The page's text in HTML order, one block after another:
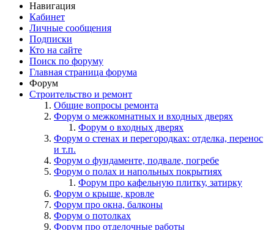
Навигация
Кабинет
Личные сообщения
Подписки
Кто на сайте
Поиск по форуму
Главная страница форума
Форум
Строительство и ремонт
Общие вопросы ремонта
Форум о межкомнатных и входных дверях
Форум о входных дверях
Форум о стенах и перегородках: отделка, перенос
и т.п.
Форум о фундаменте, подвале, погребе
Форум о полах и напольных покрытиях
Форум про кафельную плитку, затирку
Форум о крыше, кровле
Форум про окна, балконы
Форум о потолках
Форум про отделочные работы